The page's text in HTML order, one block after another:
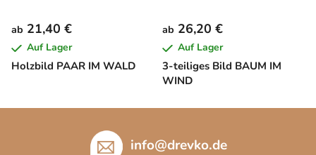
Holzbild PAAR IM WALD
ab 21,40 €
Auf Lager
3-teiliges Bild BAUM IM
WIND
ab 26,20 €
Auf Lager
info@drevko.de